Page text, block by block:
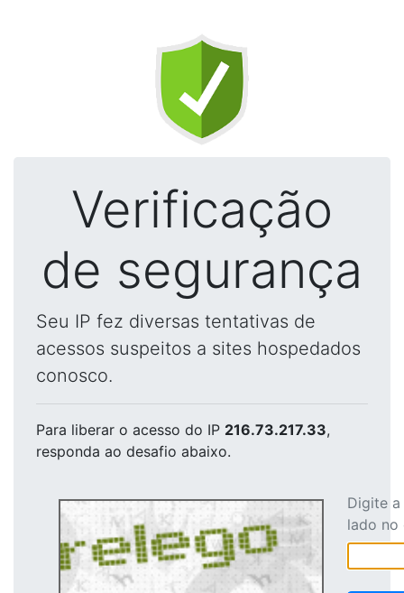
Verificação
de segurança
Seu IP fez diversas tentativas de
acessos suspeitos a sites hospedados
conosco.
Para liberar o acesso do IP 216.73.217.33,
responda ao desafio abaixo.
Digite
lado no